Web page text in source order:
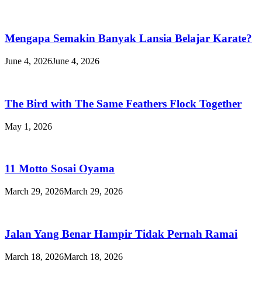
Mengapa Semakin Banyak Lansia Belajar Karate?
June 4, 2026June 4, 2026
The Bird with The Same Feathers Flock Together
May 1, 2026
11 Motto Sosai Oyama
March 29, 2026March 29, 2026
Jalan Yang Benar Hampir Tidak Pernah Ramai
March 18, 2026March 18, 2026